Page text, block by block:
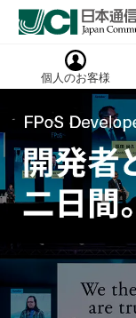
個人のお客様